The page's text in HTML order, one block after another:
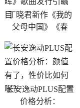
丁晓君新作《我的
父母中国》《春
长安逸动PLUS配置
价格分析：